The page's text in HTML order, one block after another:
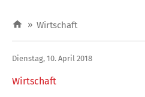
» Wirtschaft
Wirtschaft
Dienstag, 10. April 2018